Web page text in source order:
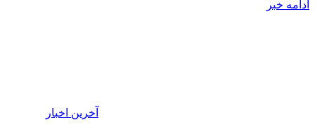
ادامه خبر
آخرین اخبار